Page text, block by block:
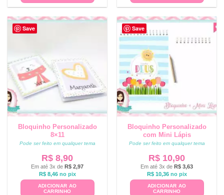
Save
Bloquinho Personalizado
8×11
Pode ser feito em qualquer tema
R$ 8,90
Em até 3x de R$ 2,97
R$8,46 no pix
ADICIONAR AO
CARRINHO
Save
Bloquinho Personalizado
com Mini Lápis
Pode ser feito em qualquer tema
R$ 10,90
Em até 3x de R$ 3,63
R$10,36 no pix
ADICIONAR AO
CARRINHO